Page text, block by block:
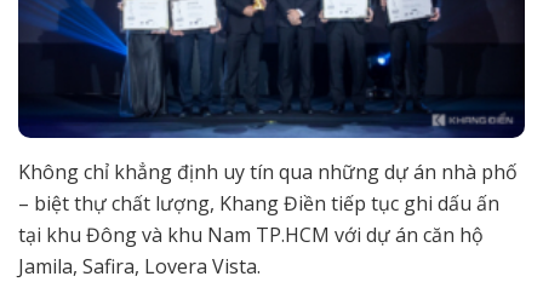
Không chỉ khẳng định uy tín qua những dự án nhà phố
– biệt thự chất lượng, Khang Điền tiếp tục ghi dấu ấn
tại khu Đông và khu Nam TP.HCM với dự án căn hộ
Jamila, Safira, Lovera Vista.